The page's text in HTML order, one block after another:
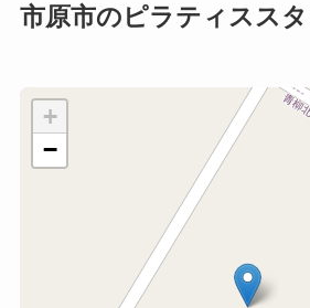
市原市のピラティスス
+
−